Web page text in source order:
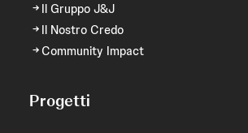
Il Gruppo J&J
Il Nostro Credo
Community Impact
Progetti